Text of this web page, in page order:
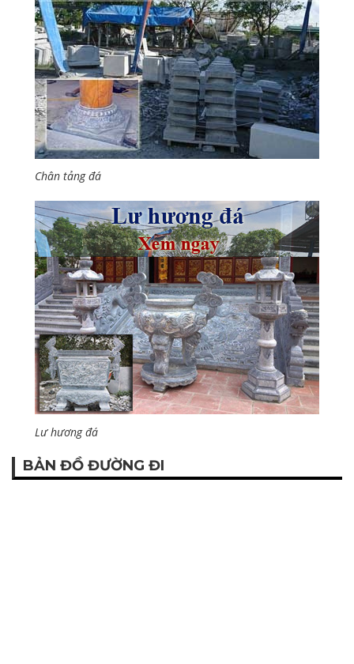
Chân tảng đá
Lư hương đá
BẢN ĐỒ ĐƯỜNG ĐI